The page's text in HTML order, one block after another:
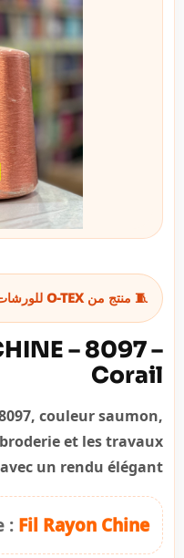
🧵 منتج من O-TEX للورشات والخياطة
– 8097 –
Corail
couleur saumon,
et les travaux
un rendu élégant.
: Fil Rayon Chine